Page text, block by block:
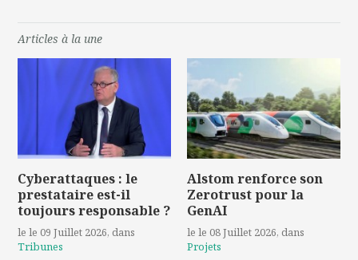
Articles à la une
Cyberattaques : le
prestataire est-il
toujours responsable ?
le le 09 Juillet 2026, dans
Tribunes
Alstom renforce son
Zerotrust pour la
GenAI
le le 08 Juillet 2026, dans
Projets